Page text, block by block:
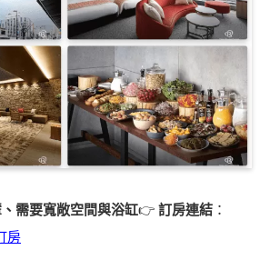
需要寬敞空間與浴缸👉 訂房連結 ：
房